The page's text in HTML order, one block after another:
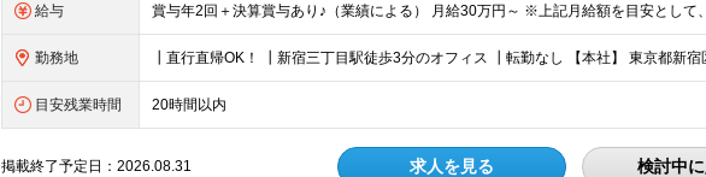
給与
勤務地
目安残業時間 20時間以内
掲載終了予定日：2026.08.31 求人を見る 検討中